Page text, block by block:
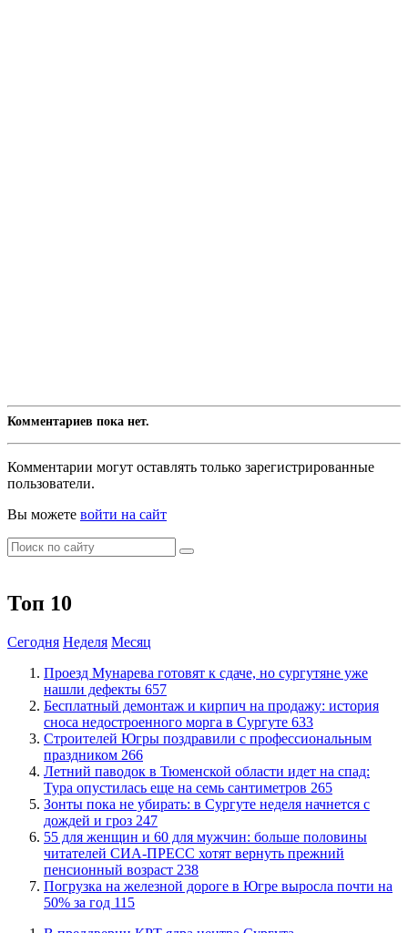
Комментариев пока нет.
Комментарии могут оставлять только зарегистрированные
пользователи.
Вы можете войти на сайт
Топ 10
Сегодня Неделя Месяц
​Проезд Мунарева готовят к сдаче, но сургутяне уже
нашли дефекты 657
​Бесплатный демонтаж и кирпич на продажу: история
сноса недостроенного морга в Сургуте 633
​Строителей Югры поздравили с профессиональным
праздником 266
​Летний паводок в Тюменской области идет на спад:
Тура опустилась еще на семь сантиметров 265
​Зонты пока не убирать: в Сургуте неделя начнется с
дождей и гроз 247
​55 для женщин и 60 для мужчин: больше половины
читателей СИА-ПРЕСС хотят вернуть прежний
пенсионный возраст 238
​Погрузка на железной дороге в Югре выросла почти на
50% за год 115